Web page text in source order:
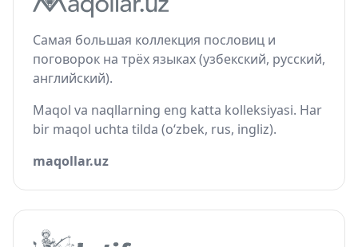
Самая большая коллекция пословиц и
поговорок на трёх языках (узбекский, русский,
английский).
Maqol va naqllarning eng katta kolleksiyasi. Har
bir maqol uchta tilda (o‘zbek, rus, ingliz).
maqollar.uz